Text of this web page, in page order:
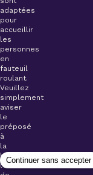
adaptées
pour
accueillir
les
personnes
en
fauteuil
roulant.
Veuillez
simplement
aviser
le
préposé
à
la
billetterie
lors